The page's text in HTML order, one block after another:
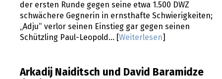
der ersten Runde gegen seine etwa 1.500 DWZ
schwächere Gegnerin in ernsthafte Schwierigkeiten;
„Adju“ verlor seinen Einstieg gar gegen seinen
Schützling Paul-Leopold... [ Weiterlesen
Arkadij Naiditsch und David Baramidze